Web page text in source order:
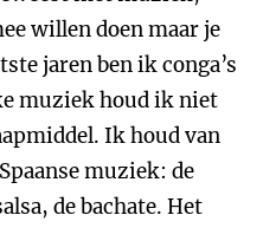
willen doen maar je
jaren ben ik conga’s
muziek houd ik niet
Ik houd van
muziek: de
de bachate. Het